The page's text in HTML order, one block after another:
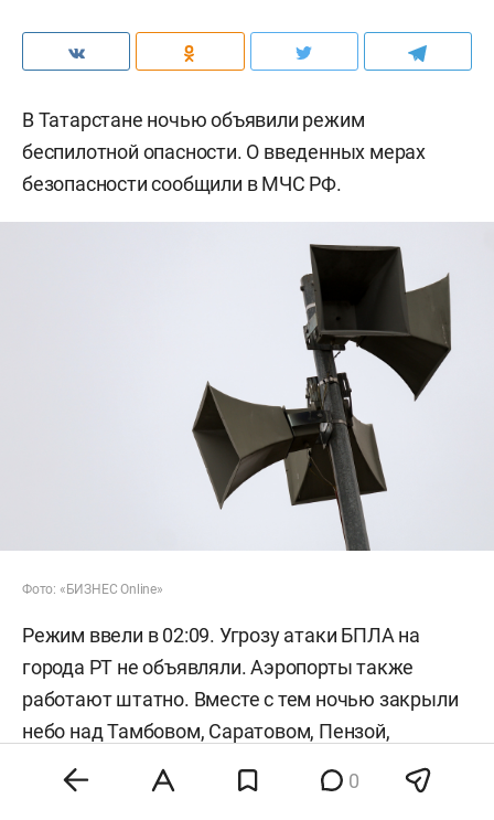
В Татарстане ночью объявили режим
беспилотной опасности. О введенных мерах
безопасности сообщили в МЧС РФ.
Фото: «БИЗНЕС Online»
Режим ввели в 02:09. Угрозу атаки БПЛА на
города РТ не объявляли. Аэропорты также
работают штатно. Вместе с тем ночью закрыли
небо над Тамбовом, Саратовом, Пензой,
Калугой, Саранском, Краснодаром и
Ульяновском.
0